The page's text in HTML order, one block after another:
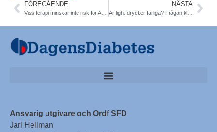
FÖREGÅENDE NÄSTA
Är light-drycker farliga? Frågan klarläggs av Ingrid Larsson
Ansvarig utgivare och Ordf SFD
Jarl Hellman